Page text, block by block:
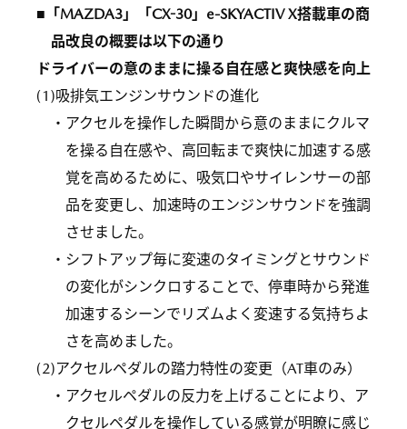
■「MAZDA3」「CX-30」e-SKYACTIV X搭載車の商
品改良の概要は以下の通り
ドライバーの意のままに操る自在感と爽快感を向上
(1)吸排気エンジンサウンドの進化
・アクセルを操作した瞬間から意のままにクルマ
を操る自在感や、高回転まで爽快に加速する感
覚を高めるために、吸気口やサイレンサーの部
品を変更し、加速時のエンジンサウンドを強調
させました。
・シフトアップ毎に変速のタイミングとサウンド
の変化がシンクロすることで、停車時から発進
加速するシーンでリズムよく変速する気持ちよ
さを高めました。
(2)アクセルペダルの踏力特性の変更（AT車のみ）
・アクセルペダルの反力を上げることにより、ア
クセルペダルを操作している感覚が明瞭に感じ